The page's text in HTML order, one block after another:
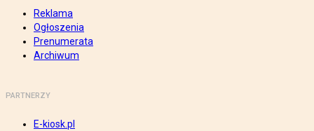
Reklama
Ogłoszenia
Prenumerata
Archiwum
PARTNERZY
E-kiosk.pl